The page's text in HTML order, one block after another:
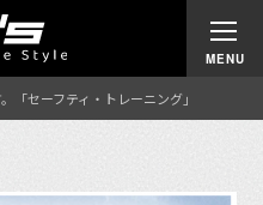
「セーフティ・トレーニング」